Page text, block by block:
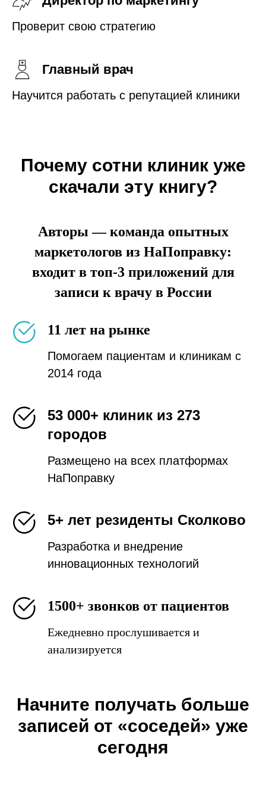
Проверит свою стратегию
Главный врач
Научится работать с репутацией клиники
Почему сотни клиник уже
скачали эту книгу?
Авторы — команда опытных
маркетологов из НаПоправку:
входит в топ-3 приложений для
записи к врачу в России
11 лет на рынке
Помогаем пациентам и клиникам с
2014 года
53 000+ клиник из 273
городов
Размещено на всех платформах
НаПоправку
5+ лет резиденты Сколково
Разработка и внедрение
инновационных технологий
1500+ звонков от пациентов
Ежедневно прослушивается и
анализируется
Начните получать больше
записей от «соседей» уже
сегодня